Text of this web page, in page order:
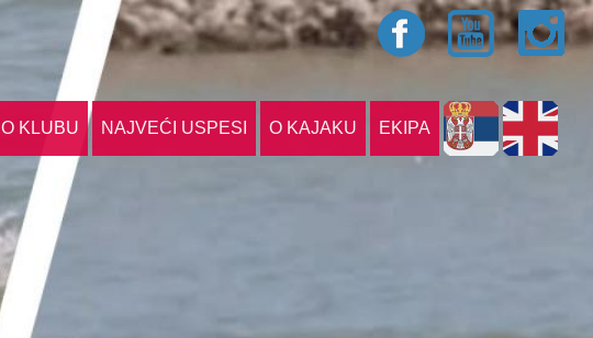
O KLUBU NAJVEĆI USPESI O KAJAKU EKIPA